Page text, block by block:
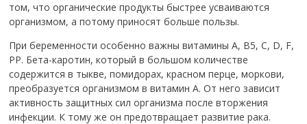
том, что органические продукты быстрее усваиваются
организмом, а потому приносят больше пользы.
При беременности особенно важны витамины A, B5, C, D, F,
PP. Бета-каротин, который в большом количестве
содержится в тыкве, помидорах, красном перце, моркови,
преобразуется организмом в витамин А. От него зависит
активность защитных сил организма после вторжения
инфекции. К тому же он предотвращает развитие рака.